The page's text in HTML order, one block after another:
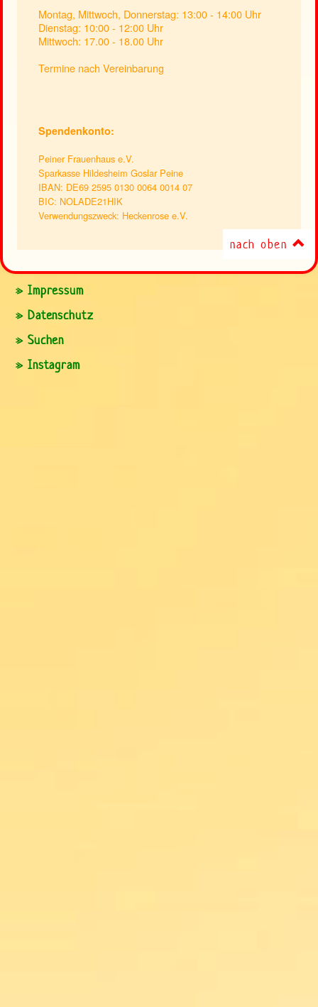
Montag, Mittwoch, Donnerstag: 13:00 - 14:00 Uhr
Dienstag: 10:00 - 12:00 Uhr
Mittwoch: 17.00 - 18.00 Uhr
Termine nach Vereinbarung
Spendenkonto:
Peiner Frauenhaus e.V.
Sparkasse Hildesheim Goslar Peine
IBAN: DE69 2595 0130 0064 0014 07
BIC: NOLADE21HIK
Verwendungszweck: Heckenrose e.V.
nach oben
» Impressum
» Datenschutz
» Suchen
» Instagram